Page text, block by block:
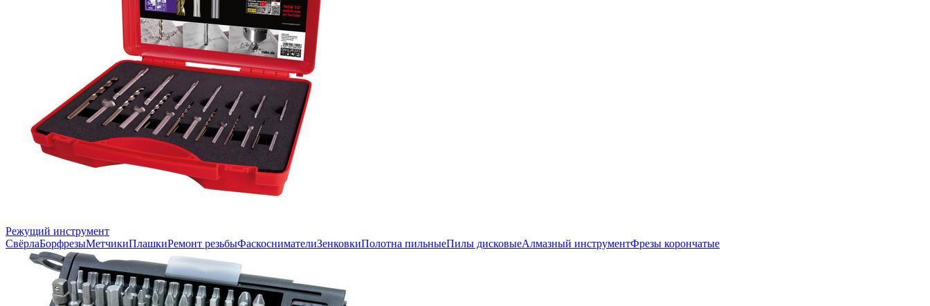
Режущий инструмент
СвёрлаБорфрезыМетчикиПлашкиРемонт резьбыФаскоснимателиЗенковкиПолотна пильныеПилы дисковыеАлмазный инструментФрезы корончатые